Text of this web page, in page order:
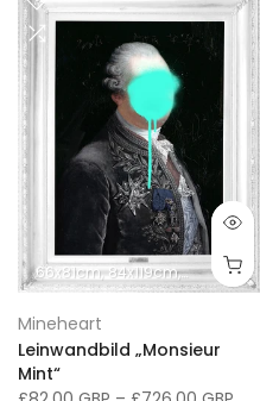
66x81cm 84x119cm 102x152cm
Mineheart
Leinwandbild „Monsieur
Mint“